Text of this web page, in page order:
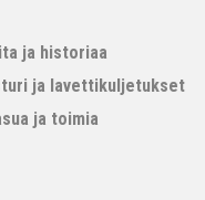
ja historiaa
ja lavettikuljetukset
ja toimia